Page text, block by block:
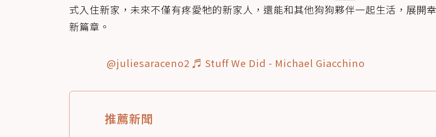
式入住新家，未來不僅有疼愛牠的新家人，還能和其他狗狗夥伴一起生活，展開
新篇章。
@juliesaraceno2 ♬ Stuff We Did - Michael Giacchino
推薦新聞